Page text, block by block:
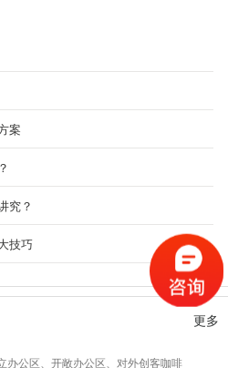
案
究？
技巧
更多
约风格装修设计
装饰工程公司是一家有多年现代简约
计经验的公司。我们随时有在建工地
装修_海汇联合
尺度的联合办公空间设计，包括7间
个固定工位，8个自由办公座位，水
龙等...
办公区、开敞办公区、对外创客咖啡